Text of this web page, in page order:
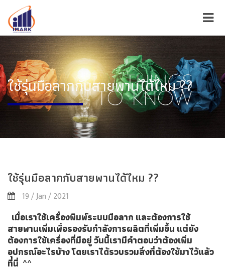
ใช้รุ่นมือลากกับสายพานได้ไหม ??
ใช้รุ่นมือลากกับสายพานได้ไหม ??
19 / Jan / 2021
เมื่อเราใช้เครื่องพิมพ์ระบบมือลาก และต้องการใช้
สายพานเพิ่มเพื่อรองรับกำลังการผลิตที่เพิ่มขึ้น แต่ยัง
ต้องการใช้เครื่องที่มีอยู่ วันนี้เรามีคำตอบว่าต้องเพิ่ม
อุปกรณ์อะไรบ้าง โดยเราได้รวบรวมสิ่งที่ต้องใช้มาไว้แล้ว
ที่นี่ ^^